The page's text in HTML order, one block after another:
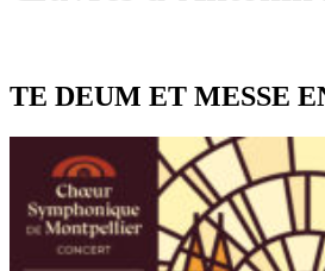
TE DEUM ET MESSE